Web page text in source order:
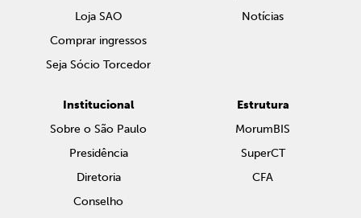
Loja SAO
Comprar ingressos
Seja Sócio Torcedor
Notícias
Institucional
Sobre o São Paulo
Presidência
Diretoria
Conselho
Estrutura
MorumBIS
SuperCT
CFA